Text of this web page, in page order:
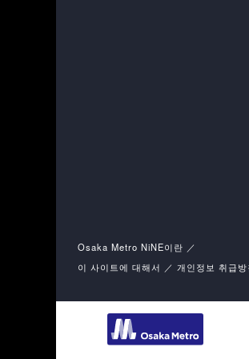
Osaka Metro NiNE이란
이 사이트에 대해서
개인정보 취급방